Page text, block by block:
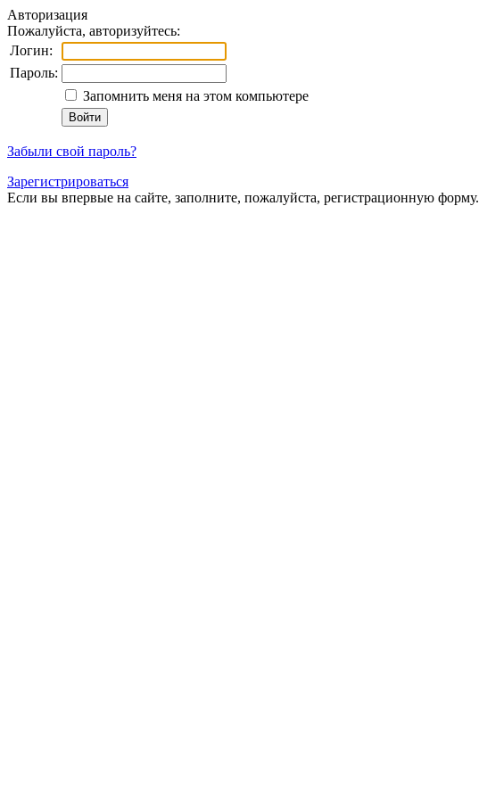
Авторизация
Пожалуйста, авторизуйтесь:
Логин:
Пароль:
Запомнить меня на этом компьютере
Забыли свой пароль?
Зарегистрироваться
Если вы впервые на сайте, заполните, пожалуйста, регистрационную форму.